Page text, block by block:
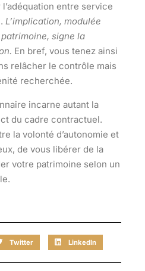
entre service
L’implication, modulée
signe la
En bref, vous tenez ainsi
relâcher le contrôle mais
recherchée.
incarne autant la
du cadre contractuel.
la volonté d’autonomie et
de vous libérer de la
votre patrimoine selon un
Twitter LinkedIn